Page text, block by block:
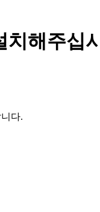
치해주십
다.